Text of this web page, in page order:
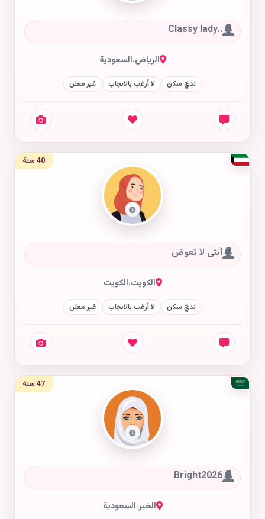
..Classy lady
الرياض،السعودية
لديّ سكن لا أرغب بالانجاب غير معلن
40 سنة
أنثى لا تعوض
الكويت،الكويت
لديّ سكن لا أرغب بالانجاب غير معلن
47 سنة
Bright2026
الخبر،السعودية